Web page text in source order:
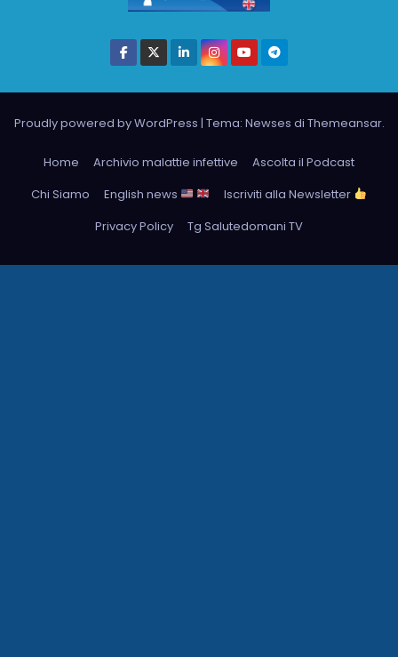
Proudly powered by WordPress | Tema: Newses di Themeansar.
Home Archivio malattie infettive
Ascolta il Podcast
Chi Siamo
English news
Iscriviti alla Newsletter
Privacy Policy
Tg Salutedomani TV